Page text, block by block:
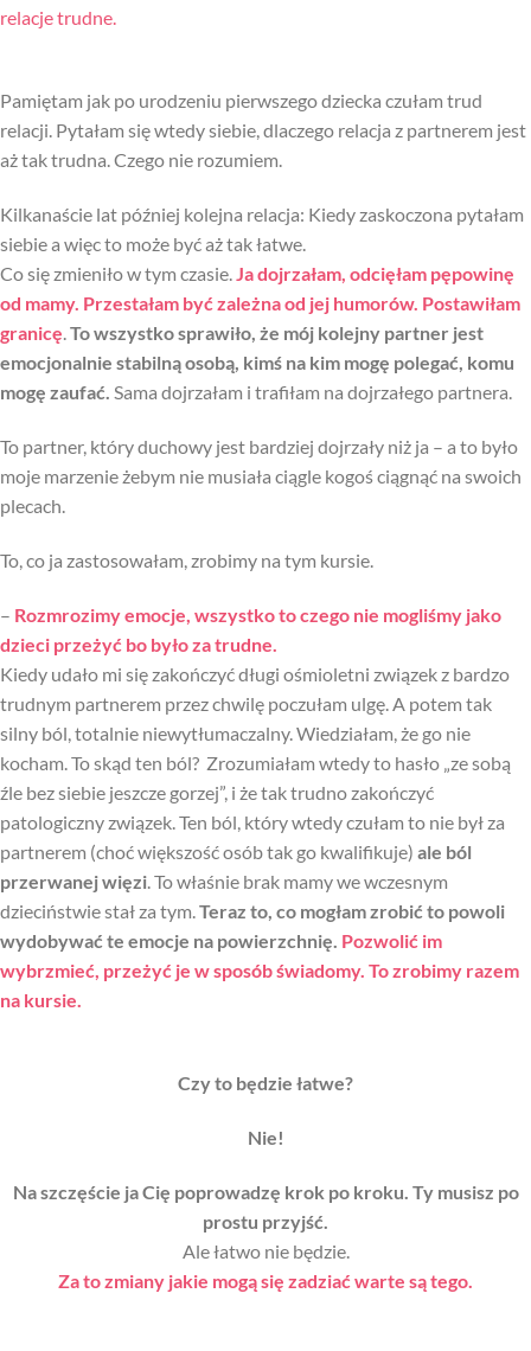
relacje trudne.
Pamiętam jak po urodzeniu pierwszego dziecka czułam trud
relacji. Pytałam się wtedy siebie, dlaczego relacja z partnerem jest
aż tak trudna. Czego nie rozumiem.
Kilkanaście lat później kolejna relacja: Kiedy zaskoczona pytałam
siebie a więc to może być aż tak łatwe.
Co się zmieniło w tym czasie.Ja dojrzałam, odcięłam pępowinę
od mamy. Przestałam być zależna od jej humorów. Postawiłam
granicę.To wszystko sprawiło, że mój kolejny partner jest
emocjonalnie stabilną osobą, kimś na kim mogę polegać, komu
mogę zaufać. Sama dojrzałam i trafiłam na dojrzałego partnera.
To partner, który duchowy jest bardziej dojrzały niż ja – a to było
moje marzenie żebym nie musiała ciągle kogoś ciągnąć na swoich
plecach.
To, co ja zastosowałam, zrobimy na tym kursie.
– Rozmrozimy emocje, wszystko to czego nie mogliśmy jako
dzieci przeżyć bo było za trudne.
Kiedy udało mi się zakończyć długi ośmioletni związek z bardzo
trudnym partnerem przez chwilę poczułam ulgę. A potem tak
silny ból, totalnie niewytłumaczalny. Wiedziałam, że go nie
kocham. To skąd ten ból? Zrozumiałam wtedy to hasło „ze sobą
źle bez siebie jeszcze gorzej”, i że tak trudno zakończyć
patologiczny związek. Ten ból, który wtedy czułam to nie był za
partnerem (choć większość osób tak go kwalifikuje) ale ból
przerwanej więzi . To właśnie brak mamy we wczesnym
dzieciństwie stał za tym. Teraz to, co mogłam zrobić to powoli
wydobywać te emocje na powierzchnię. Pozwolić im
wybrzmieć, przeżyć je w sposób świadomy. To zrobimy razem
na kursie.
Czy to będzie łatwe?
Nie!
Na szczęście ja Cię poprowadzę krok po kroku. Ty musisz po
prostu przyjść.
Ale łatwo nie będzie.
Za to zmiany jakie mogą się zadziać warte są tego.